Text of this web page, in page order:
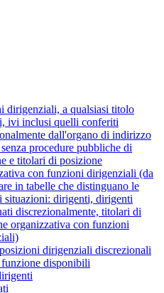
dirigenziali, a qualsiasi titolo
ivi inclusi quelli conferiti
dall'organo di indirizzo
procedure pubbliche di
e titolari di posizione
con funzioni dirigenziali (da
in tabelle che distinguano le
situazioni: dirigenti, dirigenti
discrezionalmente, titolari di
organizzativa con funzioni
dirigenziali discrezionali
disponibili